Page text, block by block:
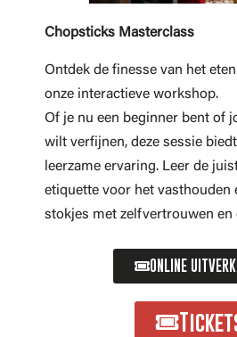
Chopsticks Masterclass
Ontdek de finesse van het
onze interactieve workshop.
Of je nu een beginner bent of
wilt verfijnen, deze sessie
leerzame ervaring. Leer de
etiquette voor het vasthouden
stokjes met zelfvertrouwen en
ONLINE